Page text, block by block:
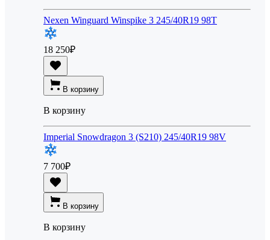
Nexen Winguard Winspike 3 245/40R19 98T
18 250₽
В корзину
В корзину
Imperial Snowdragon 3 (S210) 245/40R19 98V
7 700₽
В корзину
В корзину